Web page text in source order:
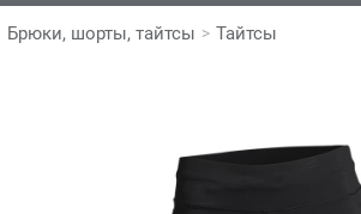
Брюки, шорты, тайтсы Тайтсы